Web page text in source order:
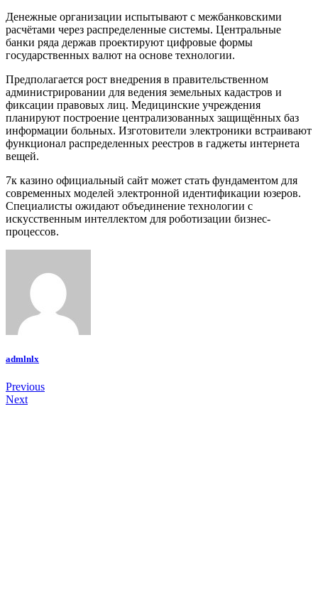
Денежные организации испытывают с межбанковскими
расчётами через распределенные системы. Центральные
банки ряда держав проектируют цифровые формы
государственных валют на основе технологии.
Предполагается рост внедрения в правительственном
администрировании для ведения земельных кадастров и
фиксации правовых лиц. Медицинские учреждения
планируют построение централизованных защищённых баз
информации больных. Изготовители электроники встраивают
функционал распределенных реестров в гаджеты интернета
вещей.
7к казино официальный сайт может стать фундаментом для
современных моделей электронной идентификации юзеров.
Специалисты ожидают объединение технологии с
искусственным интеллектом для роботизации бизнес-
процессов.
admlnlx
Post
navigation
Previous
Next